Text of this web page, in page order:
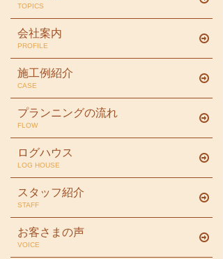
TOPICS
会社案内
PROFILE
施工例紹介
CASE
プランニングの流れ
FLOW
ログハウス
LOG HOUSE
スタッフ紹介
STAFF
お客さまの声
VOICE